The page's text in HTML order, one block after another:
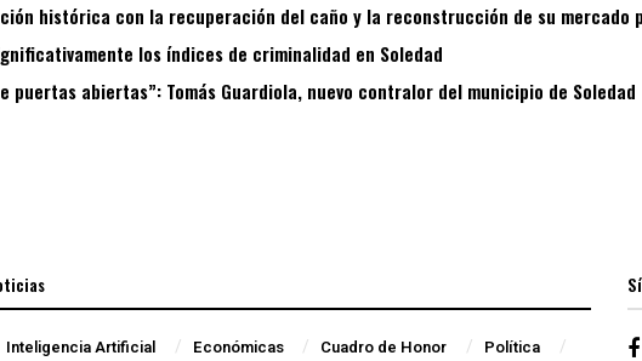
histórica con la recuperación del caño y la reconstrucción de su mercado
los índices de criminalidad en Soledad
puertas abiertas”: Tomás Guardiola, nuevo contralor del municipio de Soledad
Inteligencia Artificial Económicas Cuadro de Honor Política